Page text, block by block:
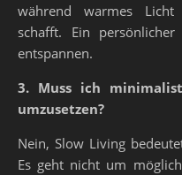
während warmes Licht
schafft. Ein
entspannen.
3. Muss ich
umzusetzen?
Nein, Slow Living
Es geht nicht um